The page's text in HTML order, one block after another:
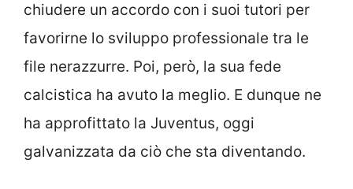
chiudere un accordo con i suoi tutori per
favorirne lo sviluppo professionale tra le
file nerazzurre. Poi, però, la sua fede
calcistica ha avuto la meglio. E dunque ne
ha approfittato la Juventus, oggi
galvanizzata da ciò che sta diventando.